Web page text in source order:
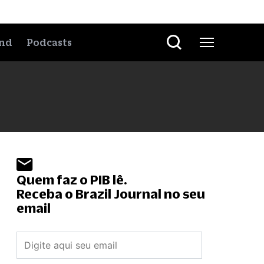
Podcasts
Quem faz o PIB lê.
Receba o Brazil Journal no seu
email